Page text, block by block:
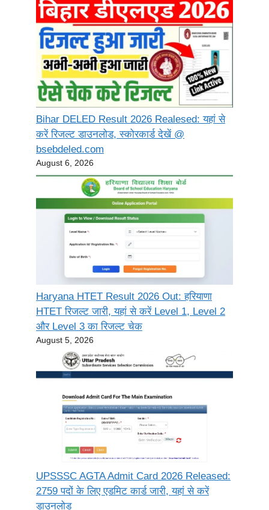
Bihar DELED Result 2026 Realesed: यहां से
करें रिजल्ट डाउनलोड, स्कोरकार्ड देखें @
bsebdeled.com
August 6, 2026
Haryana HTET Result 2026 Out: हरियाणा
HTET रिजल्ट जारी, यहां से करें Level 1, Level 2
और Level 3 का रिजल्ट चेक
August 5, 2026
UPSSSC AGTA Admit Card 2026 Released:
2759 पदों के लिए एडमिट कार्ड जारी, यहां से करें
डाउनलोड